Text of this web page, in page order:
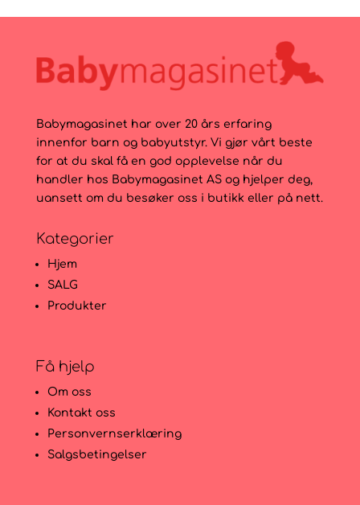
Babymagasinet har over 20 års erfaring
innenfor barn og babyutstyr. Vi gjør vårt beste
for at du skal få en god opplevelse når du
handler hos Babymagasinet AS og hjelper deg,
uansett om du besøker oss i butikk eller på nett.
Kategorier
Hjem
SALG
Produkter
Få hjelp
Om oss
Kontakt oss
Personvernserklæring
Salgsbetingelser